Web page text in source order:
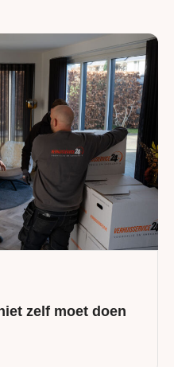
zelf moet doen